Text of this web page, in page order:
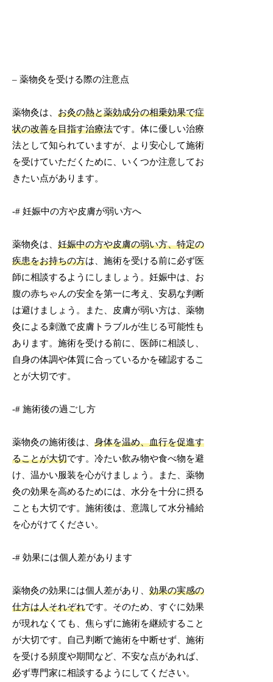
– 薬物灸を受ける際の注意点
薬物灸は、お灸の熱と薬効成分の相乗効果で症
状の改善を目指す治療法です。体に優しい治療
法として知られていますが、より安心して施術
を受けていただくために、いくつか注意してお
きたい点があります。
-# 妊娠中の方や皮膚が弱い方へ
薬物灸は、妊娠中の方や皮膚の弱い方、特定の
疾患をお持ちの方は、施術を受ける前に必ず医
師に相談するようにしましょう。妊娠中は、お
腹の赤ちゃんの安全を第一に考え、安易な判断
は避けましょう。また、皮膚が弱い方は、薬物
灸による刺激で皮膚トラブルが生じる可能性も
あります。施術を受ける前に、医師に相談し、
自身の体調や体質に合っているかを確認するこ
とが大切です。
-# 施術後の過ごし方
薬物灸の施術後は、身体を温め、血行を促進す
ることが大切です。冷たい飲み物や食べ物を避
け、温かい服装を心がけましょう。また、薬物
灸の効果を高めるためには、水分を十分に摂る
ことも大切です。施術後は、意識して水分補給
を心がけてください。
-# 効果には個人差があります
薬物灸の効果には個人差があり、効果の実感の
仕方は人それぞれです。そのため、すぐに効果
が現れなくても、焦らずに施術を継続すること
が大切です。自己判断で施術を中断せず、施術
を受ける頻度や期間など、不安な点があれば、
必ず専門家に相談するようにしてください。